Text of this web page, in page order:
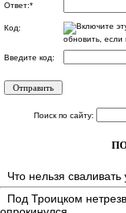
Ответ:*
Код:
обновить, если
Введите код:
Поиск по сайту:
Что нельзя
Под Троицком